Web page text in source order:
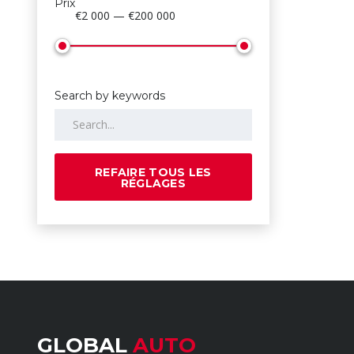
Prix
€2 000 — €200 000
Search by keywords
REFAIRE TOUS LES
RÉGLAGES
GLOBAL AUTO